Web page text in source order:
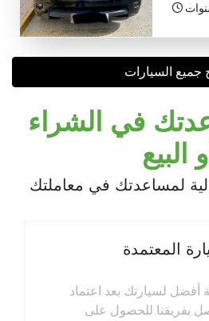
جميع السيارات
في الشراء
أو البيع
المعتمدة
لسيارتك بعد اعتماد
بفريقنا للحصول على